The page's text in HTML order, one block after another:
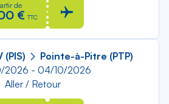
de
€ TTC
(PIS)
Pointe-à-Pitre (PTP)
2026 - 04/10/2026
Aller / Retour